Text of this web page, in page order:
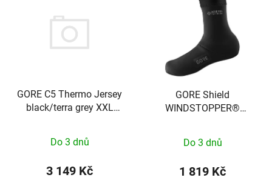
GORE C5 Thermo Jersey
black/terra grey XXL
Do 3 dnů
3 149 Kč
GORE Shield
WINDSTOPPER®
Do 3 dnů
1 819 Kč